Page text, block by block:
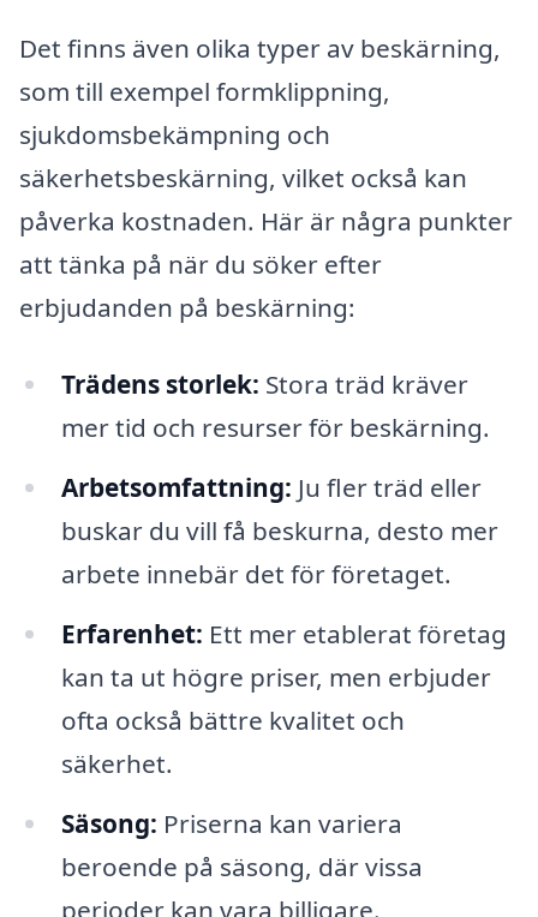
Det finns även olika typer av beskärning,
som till exempel formklippning,
sjukdomsbekämpning och
säkerhetsbeskärning, vilket också kan
påverka kostnaden. Här är några punkter
att tänka på när du söker efter
erbjudanden på beskärning:
Trädens storlek: Stora träd kräver
mer tid och resurser för beskärning.
Arbetsomfattning: Ju fler träd eller
buskar du vill få beskurna, desto mer
arbete innebär det för företaget.
Erfarenhet: Ett mer etablerat företag
kan ta ut högre priser, men erbjuder
ofta också bättre kvalitet och
säkerhet.
Säsong: Priserna kan variera
beroende på säsong, där vissa
perioder kan vara billigare.